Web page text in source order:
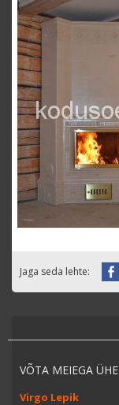
Jaga seda lehte:
VÕTA MEIEGA
Virgo Lepik